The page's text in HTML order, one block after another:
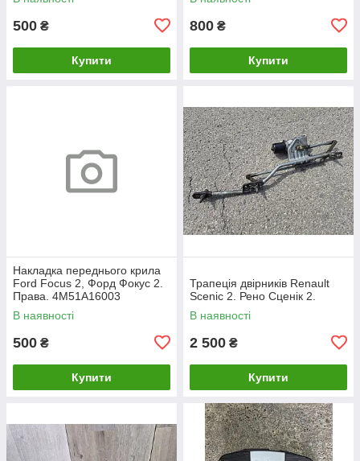
500 ₴
Купити
800 ₴
Купити
Накладка переднього крила
Ford Focus 2, Форд Фокус 2.
Права. 4M51A16003
В наявності
500 ₴
Купити
Трапеція двірників Renault
Scenic 2. Рено Сценік 2.
В наявності
2 500 ₴
Купити